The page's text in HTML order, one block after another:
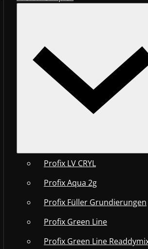
Profix LV CRYL
Profix Aqua 2g
Profix Füller Grundierungen
Profix Green Line
Profix Green Line